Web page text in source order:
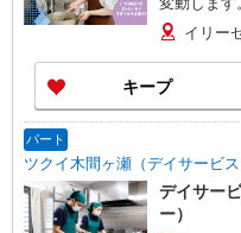
により時
志）：あ
イリー
キープ
パート
ツクイ木間ヶ瀬（デイサービス
デイサー
ー）